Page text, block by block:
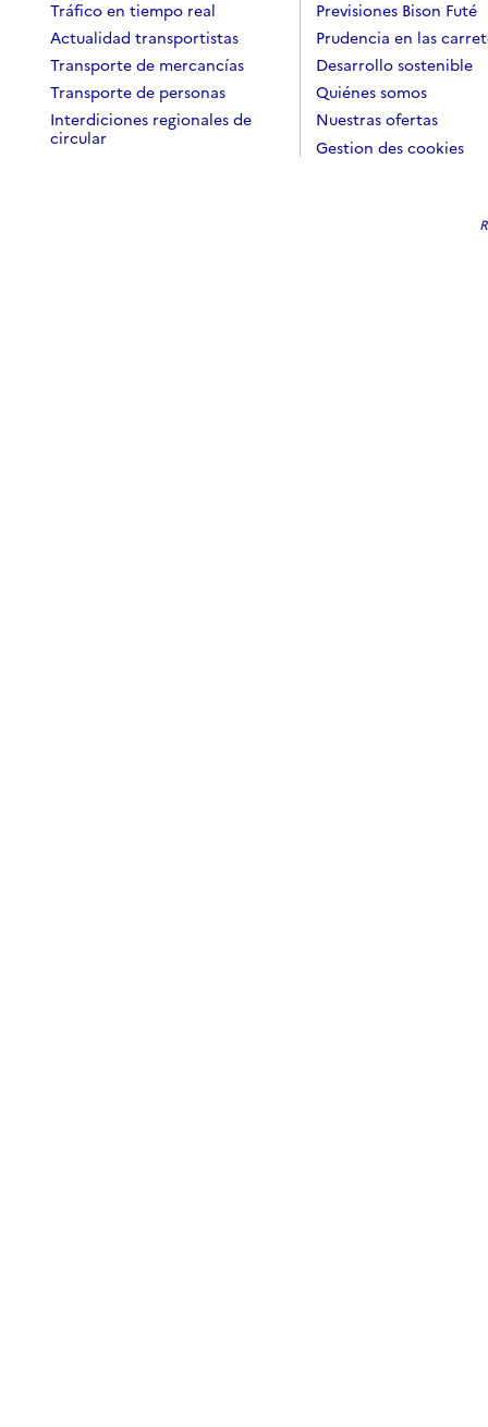
Tráfico en tiempo real
Actualidad transportistas
Transporte de mercancías
Transporte de personas
Interdiciones regionales de
circular
Previsiones Bison Futé
Prudencia en las
Desarrollo sostenible
Quiénes somos
Nuestras ofertas
Gestion des cookies